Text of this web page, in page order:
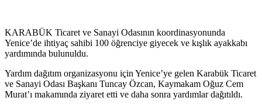
KARABÜK Ticaret ve Sanayi Odasının koordinasyonunda
Yenice’de ihtiyaç sahibi 100 öğrenciye giyecek ve kışlık ayakkabı
yardımında bulunuldu.
Yardım dağıtım organizasyonu için Yenice’ye gelen Karabük Ticaret
ve Sanayi Odası Başkanı Tuncay Özcan, Kaymakam Oğuz Cem
Murat’ı makamında ziyaret etti ve daha sonra yardımlar dağıtıldı.